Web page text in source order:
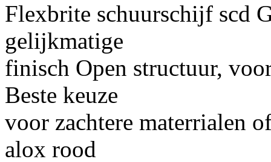
Flexbrite schuurschijf scd
gelijkmatige
finisch Open structuur,
Beste keuze
voor zachtere materrialen
alox rood